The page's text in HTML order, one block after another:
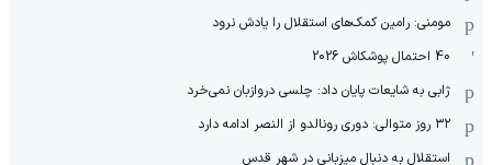
مومنی: رامین کمک‌های استقلال را یادش نرود
40 احتمال پوشکاش 2026
ژابی به شایعات پایان داد: چلسی دروازبان نمی‌خرد
۳۲ روز متوالی: دوری رونالدو از النصر ادامه دارد
استقلال به دنبال میزبانی در شهر قدس